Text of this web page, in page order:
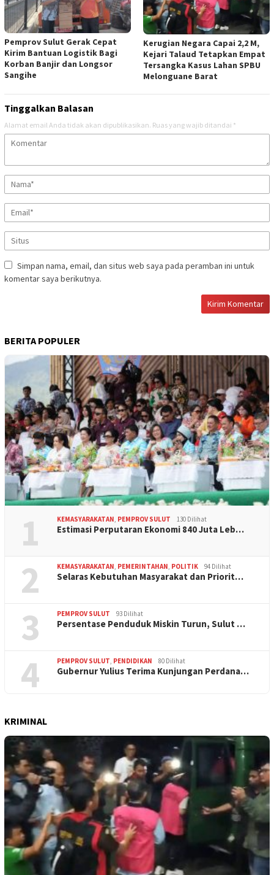
Pemprov Sulut Gerak Cepat
Kirim Bantuan Logistik Bagi
Korban Banjir dan Longsor
Sangihe
Kerugian Negara Capai 2,2 M,
Kejari Talaud Tetapkan Empat
Tersangka Kasus Lahan SPBU
Melonguane Barat
Tinggalkan Balasan
Alamat email Anda tidak akan dipublikasikan. Ruas yang wajib ditandai *
Simpan nama, email, dan situs web saya pada peramban ini untuk
komentar saya berikutnya.
BERITA POPULER
1 KEMASYARAKATAN, PEMPROV SULUT 130 Dilihat
Estimasi Perputaran Ekonomi 840 Juta Leb…
2 KEMASYARAKATAN, PEMERINTAHAN, POLITIK 94 Dilihat
Selaras Kebutuhan Masyarakat dan Priorit…
3 PEMPROV SULUT 93 Dilihat
Persentase Penduduk Miskin Turun, Sulut …
4 PEMPROV SULUT, PENDIDIKAN 80 Dilihat
Gubernur Yulius Terima Kunjungan Perdana…
KRIMINAL